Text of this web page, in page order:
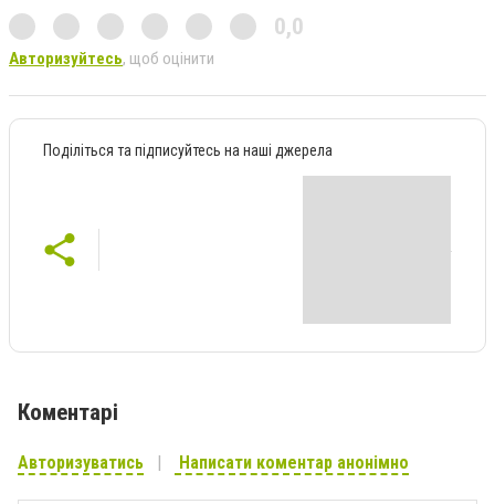
0,0
Авторизуйтесь, щоб оцінити
Поділіться та підписуйтесь на наші джерела
Коментарі
Авторизуватись Написати коментар анонімно